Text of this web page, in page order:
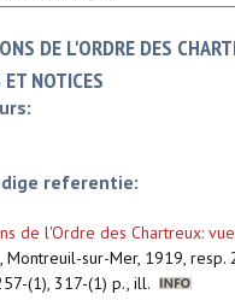
DE L'ORDRE DES
ET NOTICES
referentie:
de l'Ordre des Chartreux:
Montreuil-sur-Mer, 1919, resp.
(1), 317-(1) p., ill.